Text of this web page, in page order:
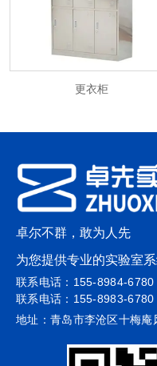
更衣柜
卓尔不群，敢为人先
为您提供专业的实验室
联系电话：155-8984-6780
联系电话：155-8983-6780
地址：青岛市李沧区十梅庵